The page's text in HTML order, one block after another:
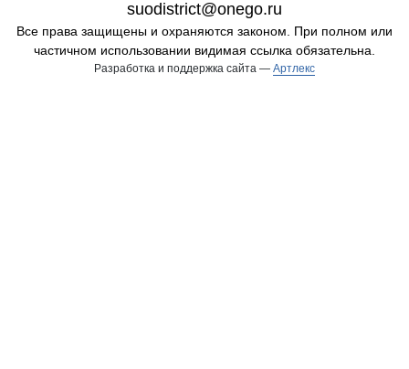
suodistrict@onego.ru
Все права защищены и охраняются законом. При полном или
частичном использовании видимая ссылка обязательна.
Разработка и поддержка сайта — Артлекс